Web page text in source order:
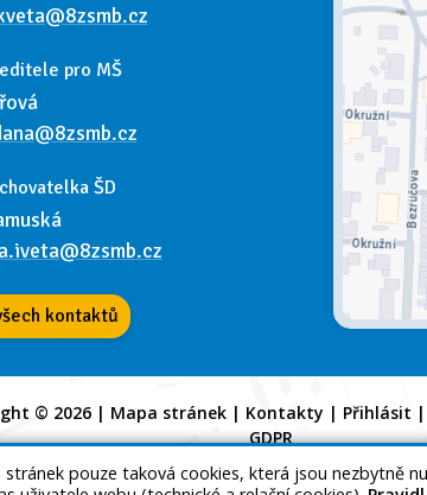
pro MŠ
ŠD
kontaktů
© 2026 | Mapa stránek | Kontakty | Přihlásit |
GDPR
pouze taková cookies, která jsou nezbytně